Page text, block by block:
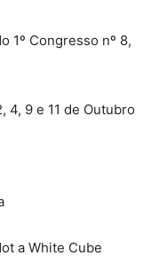
1º Congresso nº 8,
4, 9 e 11 de Outubro
a White Cube